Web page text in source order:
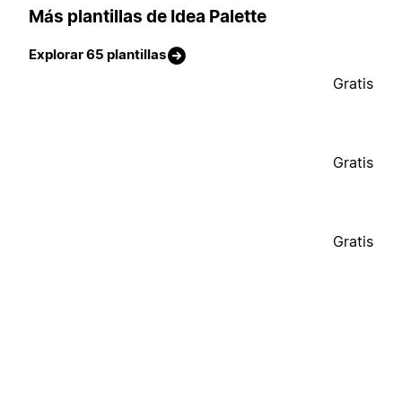
Más plantillas de Idea Palette
Explorar 65 plantillas
Gratis
Gratis
Gratis